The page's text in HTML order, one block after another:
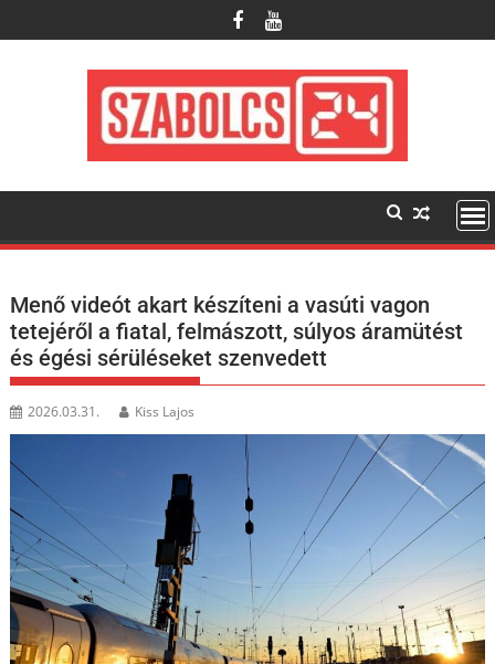
to
Menő videót akart készíteni a vasúti vagon
tetejéről a fiatal, felmászott, súlyos áramütést
és égési sérüléseket szenvedett
2026.03.31. Kiss Lajos